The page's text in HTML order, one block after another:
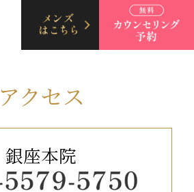
アクセス
銀座本院